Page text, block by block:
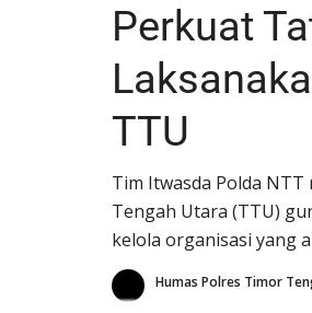
Perkuat
TTU
Tim Itwasda Polda
Tengah Utara (TTU)
kelola organisasi yang
Humas Polres Timor